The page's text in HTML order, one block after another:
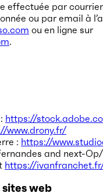
effectuée par
ou par email à
ou en ligne sur
.
https://
www.drony.fr/
: https://
and next-
https://
web